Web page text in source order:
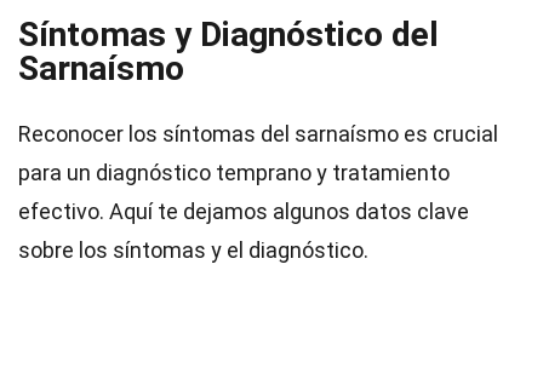
Síntomas y Diagnóstico del
Sarnaísmo
Reconocer los síntomas del sarnaísmo es crucial
para un diagnóstico temprano y tratamiento
efectivo. Aquí te dejamos algunos datos clave
sobre los síntomas y el diagnóstico.